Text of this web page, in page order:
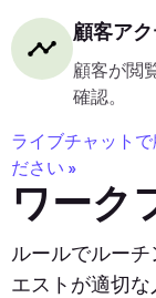
顧客ア
顧客が閲
確認。
ライブチャット
ださい »
ワーク
ルールでルー
エストが適切な